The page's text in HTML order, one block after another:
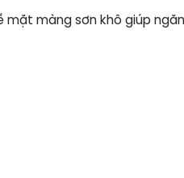
mặt màng sơn khô giúp